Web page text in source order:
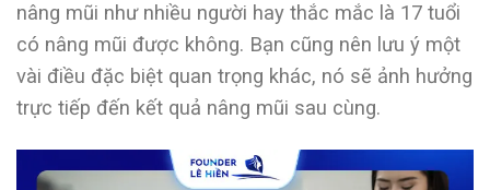
nâng mũi như nhiều người hay thắc mắc là 17 tuổi
có nâng mũi được không. Bạn cũng nên lưu ý một
vài điều đặc biệt quan trọng khác, nó sẽ ảnh hưởng
trực tiếp đến kết quả nâng mũi sau cùng.